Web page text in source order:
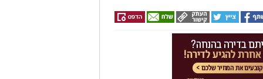
מתבצעת באמצעות טופס פרטים
מהווים חלק מפעילותו השוטפת של
וחוסן קהילתי באשדוד, הפועל
האישי והקהילתי של תושבי העיר.